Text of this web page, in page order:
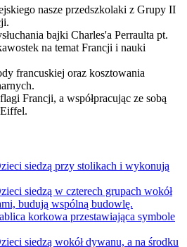
nasze przedszkolaki z Grupy II
bajki Charles'a Perraulta pt.
na temat Francji i nauki
francuskiej oraz kosztowania
Francji, a współpracując ze sobą